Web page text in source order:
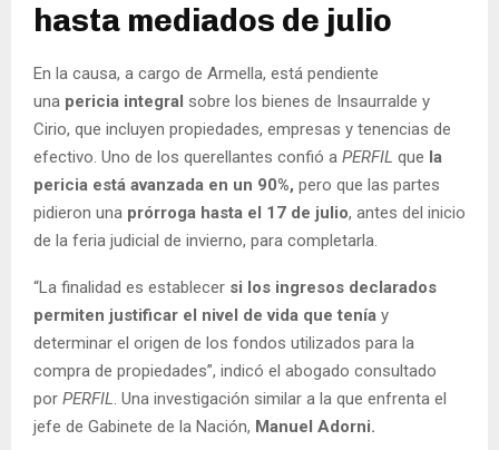
hasta mediados de julio
En la causa, a cargo de Armella, está pendiente
una pericia integral sobre los bienes de Insaurralde y
Cirio, que incluyen propiedades, empresas y tenencias de
efectivo. Uno de los querellantes confió a PERFIL que la
pericia está avanzada en un 90%, pero que las partes
pidieron una prórroga hasta el 17 de julio, antes del inicio
de la feria judicial de invierno, para completarla.
“La finalidad es establecer si los ingresos declarados
permiten justificar el nivel de vida que tenía y
determinar el origen de los fondos utilizados para la
compra de propiedades”, indicó el abogado consultado
por PERFIL. Una investigación similar a la que enfrenta el
jefe de Gabinete de la Nación, Manuel Adorni.